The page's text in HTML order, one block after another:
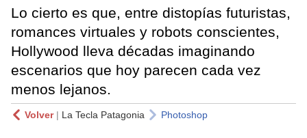
Lo cierto es que, entre distopías futuristas,
romances virtuales y robots conscientes,
Hollywood lleva décadas imaginando
escenarios que hoy parecen cada vez
menos lejanos.
Volver| La Tecla Patagonia Photoshop